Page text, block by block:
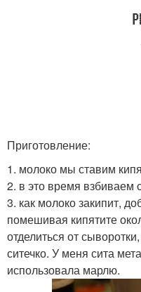
Приготовление:
1. молоко мы ставим
2. в это время взбиваем
3. как молоко закипит,
помешивая кипятите
отделиться от
ситечко. У меня сита
использовала марлю.